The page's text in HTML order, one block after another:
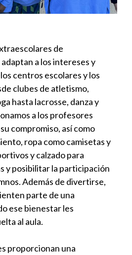
de
a los intereses y
centros escolares y los
clubes de atletismo,
hasta lacrosse, danza y
a los profesores
compromiso, así como
ropa como camisetas y
y calzado para
y posibilitar la participación
Además de divertirse,
parte de una
ese bienestar les
al aula.
proporcionan una